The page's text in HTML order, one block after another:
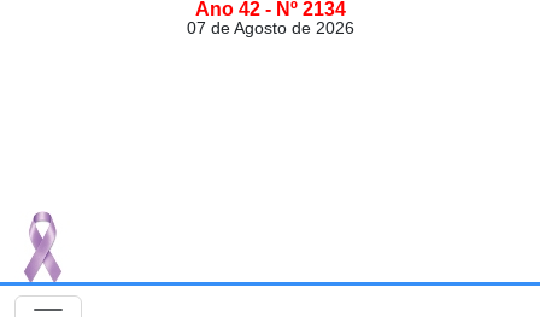
Ano 42 - Nº 2134
07 de Agosto de 2026